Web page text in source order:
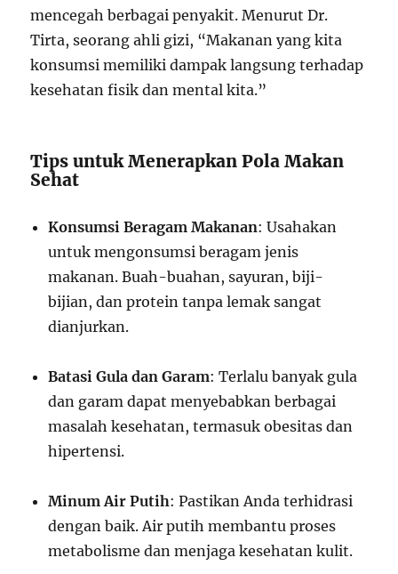
mencegah berbagai penyakit. Menurut Dr.
Tirta, seorang ahli gizi, “Makanan yang kita
konsumsi memiliki dampak langsung terhadap
kesehatan fisik dan mental kita.”
Tips untuk Menerapkan Pola Makan
Sehat
Konsumsi Beragam Makanan: Usahakan
untuk mengonsumsi beragam jenis
makanan. Buah-buahan, sayuran, biji-
bijian, dan protein tanpa lemak sangat
dianjurkan.
Batasi Gula dan Garam: Terlalu banyak gula
dan garam dapat menyebabkan berbagai
masalah kesehatan, termasuk obesitas dan
hipertensi.
Minum Air Putih: Pastikan Anda terhidrasi
dengan baik. Air putih membantu proses
metabolisme dan menjaga kesehatan kulit.